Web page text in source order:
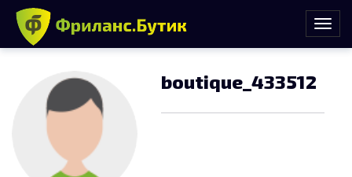
boutique_433512